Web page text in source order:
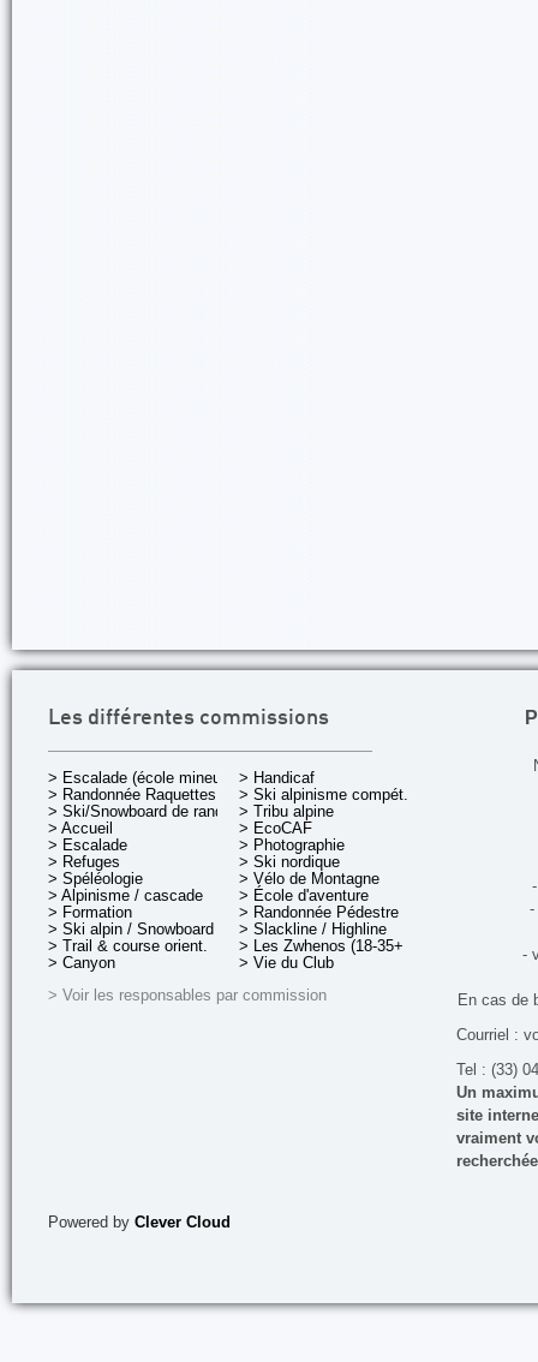
Les différentes commissions
> Escalade (école mineurs)
> Randonnée Raquettes
> Ski/Snowboard de rando.
> Accueil
> Escalade
> Refuges
> Spéléologie
> Alpinisme / cascade
> Formation
> Ski alpin / Snowboard
> Trail & course orient.
> Canyon
> Handicaf
> Ski alpinisme compét.
> Tribu alpine
> EcoCAF
> Photographie
> Ski nordique
> Vélo de Montagne
> École d'aventure
> Randonnée Pédestre
> Slackline / Highline
> Les Zwhenos (18-35+ ans)
> Vie du Club
> Voir les responsables par commission
-
-
En cas de
Courriel :
Tel : (33)
Un
site
vraiment
Powered by Clever Cloud